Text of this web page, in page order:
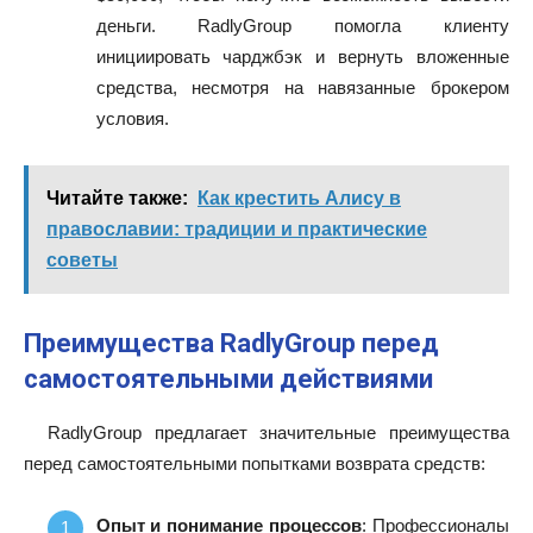
деньги. RadlyGroup помогла клиенту
инициировать чарджбэк и вернуть вложенные
средства, несмотря на навязанные брокером
условия.
Читайте также:
Как крестить Алису в
православии: традиции и практические
советы
Преимущества RadlyGroup перед
самостоятельными действиями
RadlyGroup предлагает значительные преимущества
перед самостоятельными попытками возврата средств:
Опыт и понимание процессов: Профессионалы